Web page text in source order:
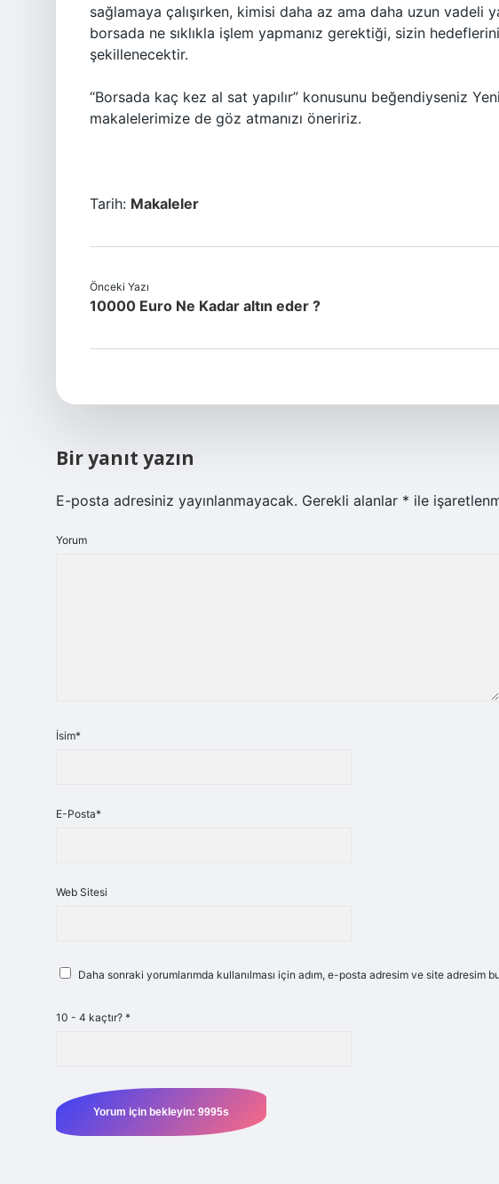
sağlamaya çalışırken, kimisi daha az ama daha uzun vadeli
borsada ne sıklıkla işlem yapmanız gerektiği, sizin
şekillenecektir.
“Borsada kaç kez al sat yapılır” konusunu beğendiyseniz
makalelerimize de göz atmanızı öneririz.
Tarih: Makaleler
Önceki Yazı
10000 Euro Ne Kadar altın eder ?
Bir yanıt yazın
E-posta adresiniz yayınlanmayacak. Gerekli alanlar * ile
Yorum
İsim*
E-Posta*
Web Sitesi
Daha sonraki yorumlarımda kullanılması için adım, e-posta adresim ve site adresim
10 - 4 kaçtır? *